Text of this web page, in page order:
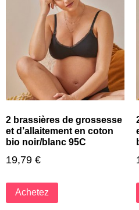
2 brassières de grossesse
et d’allaitement en coton
bio noir/blanc 95C
19,79 €
Achetez